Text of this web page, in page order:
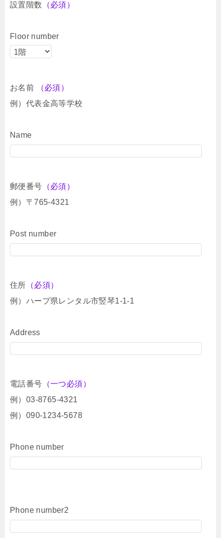
設置階数 （必須）
Floor number
お名前
（必須）
例）代表金高等学校
Name
郵便番号 （必須）
例）〒765-4321
Post number
住所 （必須）
例）ハープ県レンタル市竪琴1-1-1
Address
電話番号 （一つ必須）
例）03-8765-4321
例）090-1234-5678
Phone number
Phone number2